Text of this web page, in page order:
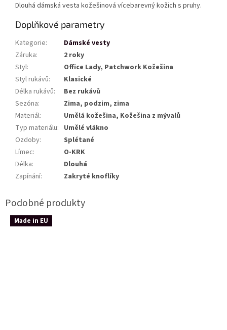
Dlouhá dámská vesta kožešinová vícebarevný kožich s pruhy.
Doplňkové parametry
Kategorie:
Dámské vesty
Záruka:
2 roky
Styl:
Office Lady, Patchwork Kožešina
Styl rukávů:
Klasické
Délka rukávů:
Bez rukávů
Sezóna:
Zima, podzim, zima
Materiál:
Umělá kožešina, Kožešina z mývalů
Typ materiálu: Umělé vlákno
Ozdoby:
Splétané
Límec:
O-KRK
Délka:
Dlouhá
Zapínání: Zakryté knoflíky
Made in EU